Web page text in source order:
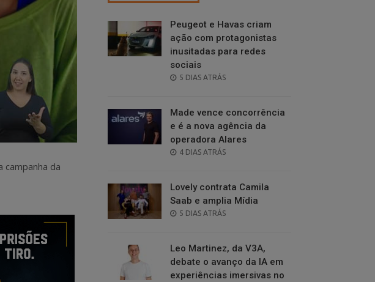
campanha da
Peugeot e Havas criam
ação com protagonistas
inusitadas para redes
sociais
POSTED
5 DIAS ATRÁS
Made vence concorrência
e é a nova agência da
operadora Alares
POSTED
4 DIAS ATRÁS
Lovely contrata Camila
Saab e amplia Mídia
POSTED
5 DIAS ATRÁS
Leo Martinez, da V3A,
debate o avanço da IA em
experiências imersivas no